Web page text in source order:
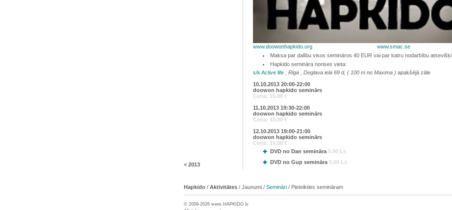
www.doowonhapkido.org
www.smac.se
Maksa par dalību visos semināros 40 EUR vai par katru nodarbību atsevišķi.
Hapkido semināra norises vieta:
s/k Active life
, Rīga , Deglava iela 69 d, ( 100 m no Maxima ) apakšējā zāle
10.10.2013 20:00-22:00
doowon hapkido seminārs
Cena: 15.00 €
11.10.2013 19:30-22:00
doowon hapkido seminārs
Cena: 15.00 €
12.10.2013 19:00-21:00
doowon hapkido seminārs
Cena: 15.00 €
DVD no Dan semināra 5.00 Ls
DVD no Gup semināra 5.00 Ls
< 2013
Hapkido / Aktivitātes / Jaunumi / Semināri / Pieteikties semināram
© 2009-2026 www. HAPKIDO.lv